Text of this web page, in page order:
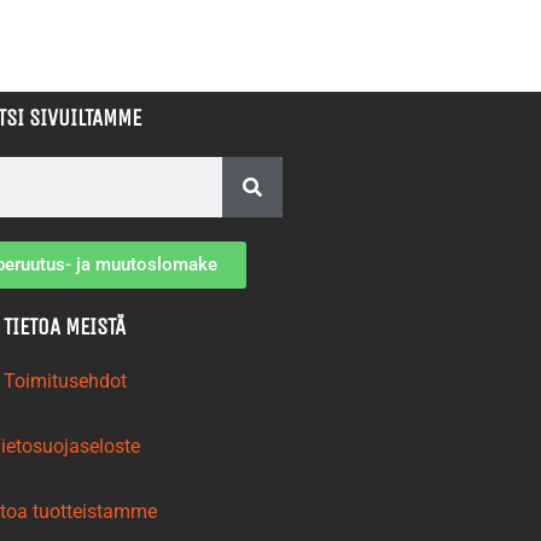
SIVUILTAMME
ja muutoslomake
TIETOA MEISTÄ
Toimitusehdot
tuotteistamme